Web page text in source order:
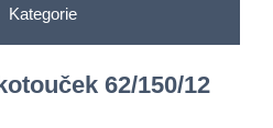
Kategorie
62/150/12